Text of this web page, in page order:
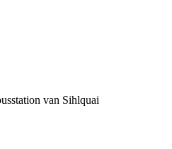
van Sihlquai